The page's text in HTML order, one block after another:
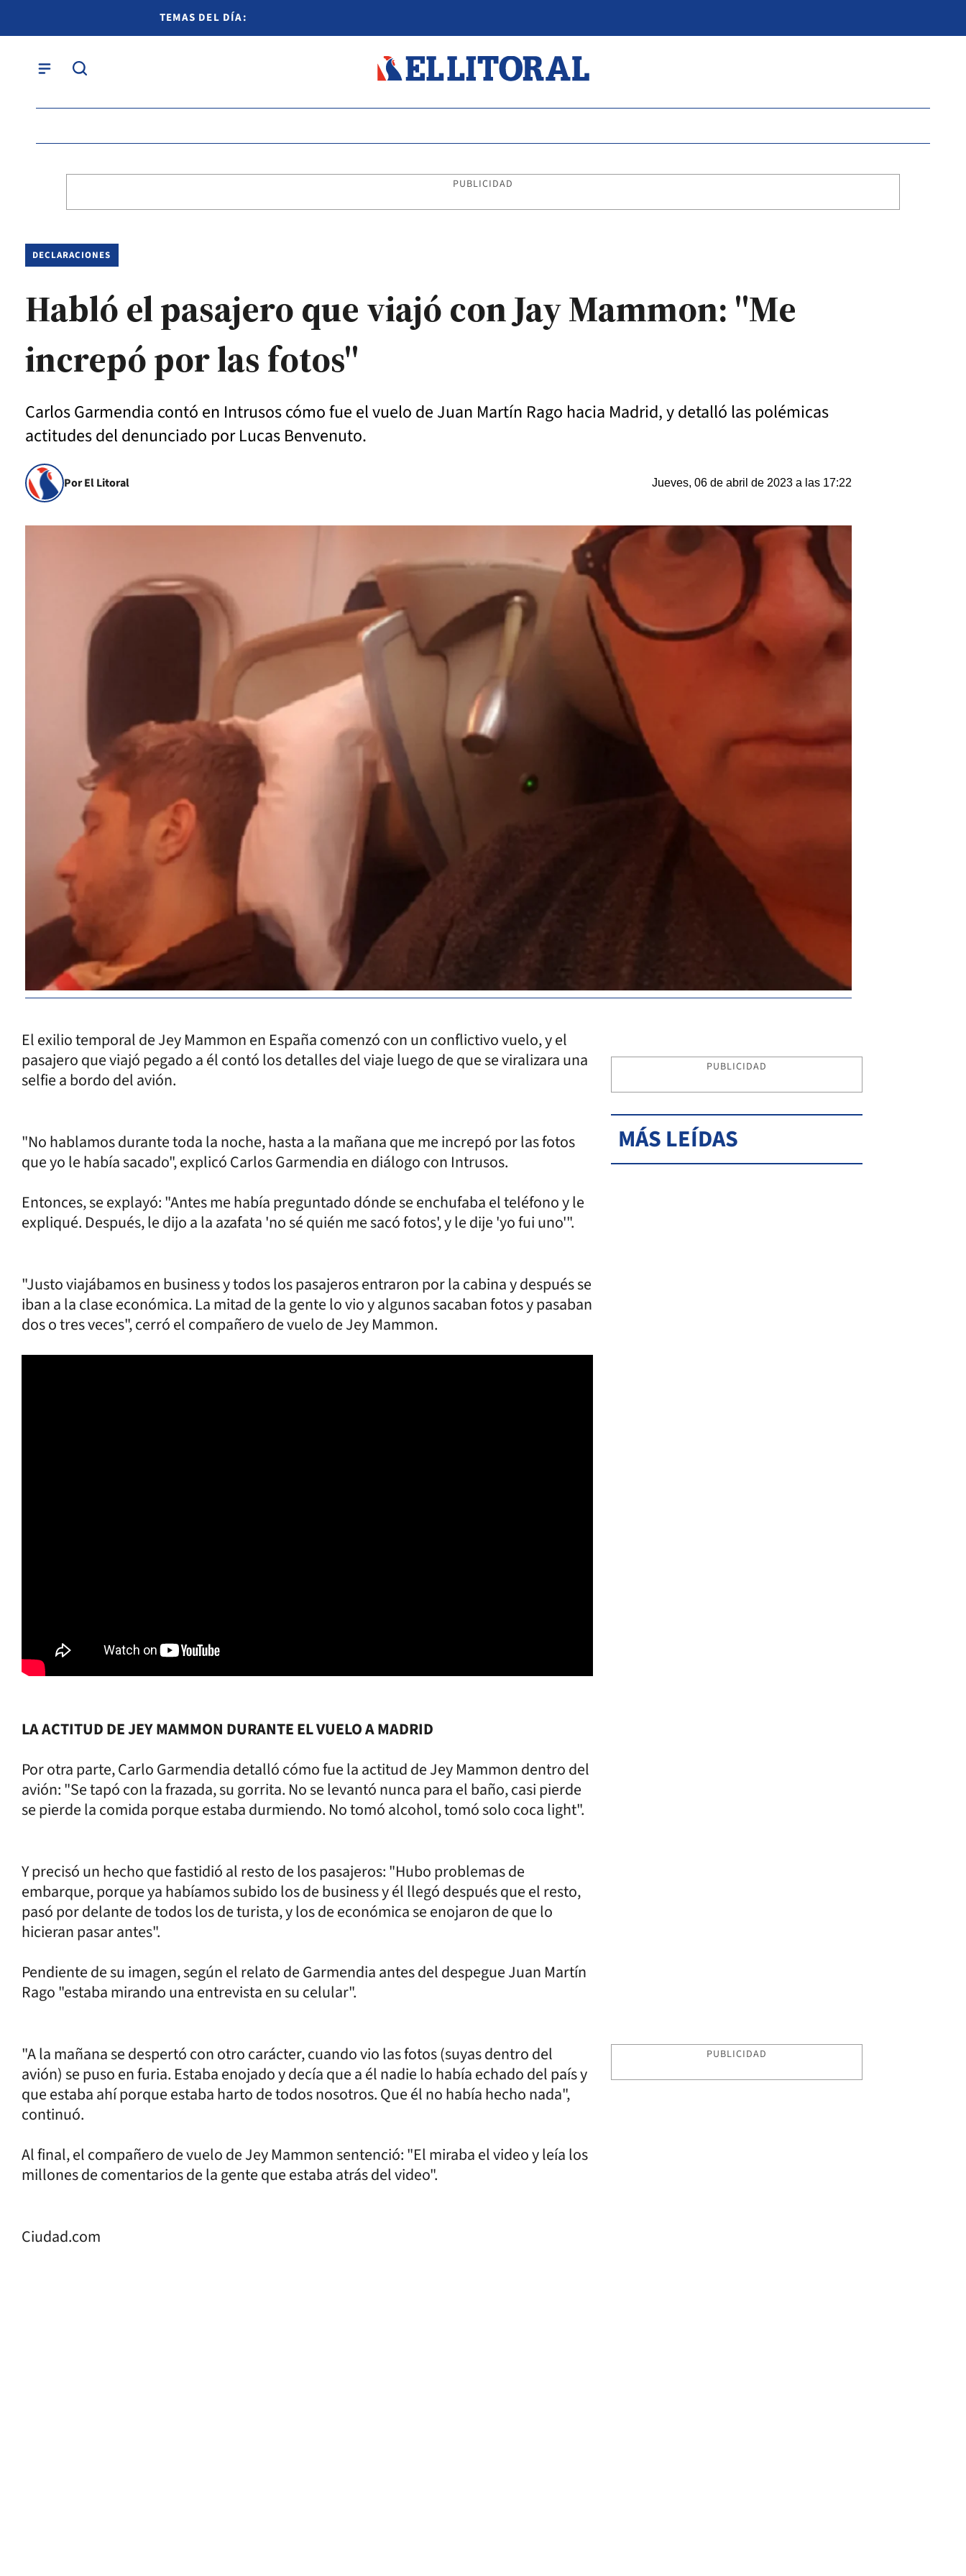
TEMAS DEL DÍA:
PUBLICIDAD
DECLARACIONES
Habló el pasajero que viajó con Jay Mammon: "Me
increpó por las fotos"
Carlos Garmendia contó en Intrusos cómo fue el vuelo de Juan Martín Rago hacia Madrid, y detalló las polémicas
actitudes del denunciado por Lucas Benvenuto.
Por El Litoral Jueves, 06 de abril de 2023 a las 17:22
El exilio temporal de Jey Mammon en España comenzó con un conflictivo vuelo, y el
pasajero que viajó pegado a él contó los detalles del viaje luego de que se viralizara una
selfie a bordo del avión.
"No hablamos durante toda la noche, hasta a la mañana que me increpó por las fotos
que yo le había sacado", explicó Carlos Garmendia en diálogo con Intrusos.
Entonces, se explayó: "Antes me había preguntado dónde se enchufaba el teléfono y le
expliqué. Después, le dijo a la azafata 'no sé quién me sacó fotos', y le dije 'yo fui uno'".
"Justo viajábamos en business y todos los pasajeros entraron por la cabina y después se
iban a la clase económica. La mitad de la gente lo vio y algunos sacaban fotos y pasaban
dos o tres veces", cerró el compañero de vuelo de Jey Mammon.
LA ACTITUD DE JEY MAMMON DURANTE EL VUELO A MADRID
Por otra parte, Carlo Garmendia detalló cómo fue la actitud de Jey Mammon dentro del
avión: "Se tapó con la frazada, su gorrita. No se levantó nunca para el baño, casi pierde
se pierde la comida porque estaba durmiendo. No tomó alcohol, tomó solo coca light".
Y precisó un hecho que fastidió al resto de los pasajeros: "Hubo problemas de
embarque, porque ya habíamos subido los de business y él llegó después que el resto,
pasó por delante de todos los de turista, y los de económica se enojaron de que lo
hicieran pasar antes".
Pendiente de su imagen, según el relato de Garmendia antes del despegue Juan Martín
Rago "estaba mirando una entrevista en su celular".
"A la mañana se despertó con otro carácter, cuando vio las fotos (suyas dentro del
avión) se puso en furia. Estaba enojado y decía que a él nadie lo había echado del país y
que estaba ahí porque estaba harto de todos nosotros. Que él no había hecho nada",
continuó.
Al final, el compañero de vuelo de Jey Mammon sentenció: "El miraba el video y leía los
millones de comentarios de la gente que estaba atrás del video".
Ciudad.com
PUBLICIDAD
MÁS LEÍDAS
PUBLICIDAD